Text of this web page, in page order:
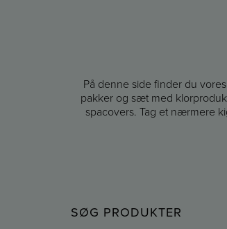
På denne side finder du
pakker og sæt med
spacovers. Tag et nærmere
SØG PRODUKTER